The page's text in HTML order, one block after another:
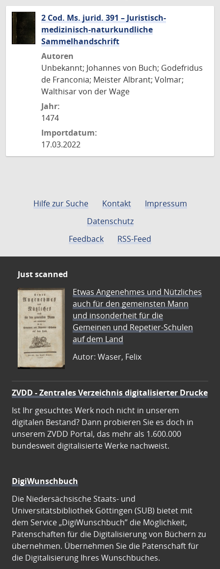
2 Cod. Ms. jurid. 391 – Juristisch-
medizinisch-naturkundliche
Sammelhandschrift
Autoren
Unbekannt; Johannes von Buch; Godefridus
de Franconia; Meister Albrant; Volmar;
Walthisar von der Wage
Jahr:
1474
Importdatum:
17.03.2022
Hilfe zur Suche Kontakt
Impressum
Datenschutz
Feedback
RSS-Feed
Just scanned
Etwas Angenehmes und Nützliches
auch für den gemeinsten Mann
und insonderheit für die
Gemeinen und Repetier-Schulen
auf dem Land
Autor: Waser, Felix
ZVDD - Zentrales Verzeichnis digitalisierter Drucke
Ist Ihr gesuchtes Werk noch nicht in unserem
digitalen Bestand? Dann probieren Sie es doch in
unserem ZVDD Portal, das mehr als 1.600.000
bundesweit digitalisierte Werke nachweist.
DigiWunschbuch
Die Niedersächsische Staats- und
Universitätsbibliothek Göttingen (SUB) bietet mit
dem Service „DigiWunschbuch” die Möglichkeit,
Patenschaften für die Digitalisierung von Büchern zu
übernehmen. Übernehmen Sie die Patenschaft für
die Digitalisierung Ihres Wunschbuches.